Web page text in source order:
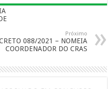
Próximo
088/2021 – NOMEIA
COORDENADOR DO CRAS